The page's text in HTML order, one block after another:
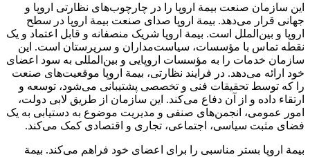
این سازمان صنعت بیمة اروپا را در چارچوب‌های نظارتی اروپا و
جهانی قرار می‌دهد. بیمة اروپا صدای صنعت بیمة اروپا در سطح
اروپا و بین‌الملل است. بیمة اروپا شریک منصفانه و قابل اعتماد و یک
نقطه تماس با مؤسسات، سیاست‌مداران و سرپرستان است. این
سازمان خدمات را به مؤسسات اروپایی و بین‌المللی به سود اعضای
خود ارائه می‌دهد. در فرایند نظارتی، بیمة اروپا موقعیت‌های صنعت
را که توسط تحقیقات فنی و تخصصی پشتیبانی می‌شود، توسعه و
ارتقاء داده و از آن دفاع می‌کند. این سازمان از طریق لابی دولت،
امور عمومی، انجمن‌های صنفی و مدیریت موضوع به دستیابی به یک
فضای مثبت سیاسی، اجتماعی، تجاری و اقتصادی کمک می‌کند.
بیمة اروپا بستر مناسبی را برای اعضای خود فراهم می‌کند. بیمة